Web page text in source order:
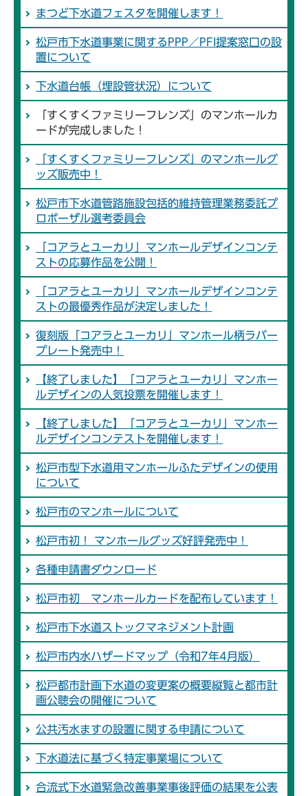
まつど下水道フェスタを開催します！
松戸市下水道事業に関するPPP／PFI提案窓口の設
置について
下水道台帳（埋設管状況）について
「すくすくファミリーフレンズ」のマンホールカ
ードが完成しました！
「すくすくファミリーフレンズ」のマンホールグ
ッズ販売中！
松戸市下水道管路施設包括的維持管理業務委託プ
ロポーザル選考委員会
「コアラとユーカリ」マンホールデザインコンテ
ストの応募作品を公開！
「コアラとユーカリ」マンホールデザインコンテ
ストの最優秀作品が決定しました！
復刻版「コアラとユーカリ」マンホール柄ラバー
プレート発売中！
【終了しました】「コアラとユーカリ」マンホー
ルデザインの人気投票を開催します！
【終了しました】「コアラとユーカリ」マンホー
ルデザインコンテストを開催します！
松戸市型下水道用マンホールふたデザインの使用
について
松戸市のマンホールについて
松戸市初！ マンホールグッズ好評発売中！
各種申請書ダウンロード
松戸市初 マンホールカードを配布しています！
松戸市下水道ストックマネジメント計画
松戸市内水ハザードマップ（令和7年4月版）
松戸都市計画下水道の変更案の概要縦覧と都市計
画公聴会の開催について
公共汚水ますの設置に関する申請について
下水道法に基づく特定事業場について
合流式下水道緊急改善事業事後評価の結果を公表